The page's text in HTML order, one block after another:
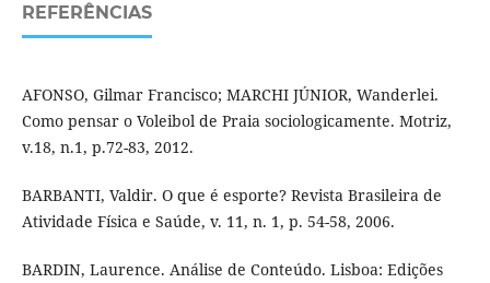
REFERÊNCIAS
AFONSO, Gilmar Francisco; MARCHI JÚNIOR, Wanderlei.
Como pensar o Voleibol de Praia sociologicamente. Motriz,
v.18, n.1, p.72-83, 2012.
BARBANTI, Valdir. O que é esporte? Revista Brasileira de
Atividade Física e Saúde, v. 11, n. 1, p. 54-58, 2006.
BARDIN, Laurence. Análise de Conteúdo. Lisboa: Edições